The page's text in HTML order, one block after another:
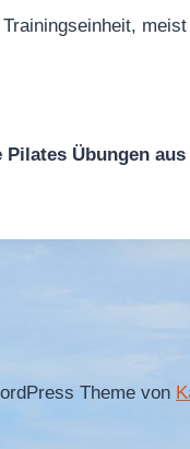
Übungen
Theme von